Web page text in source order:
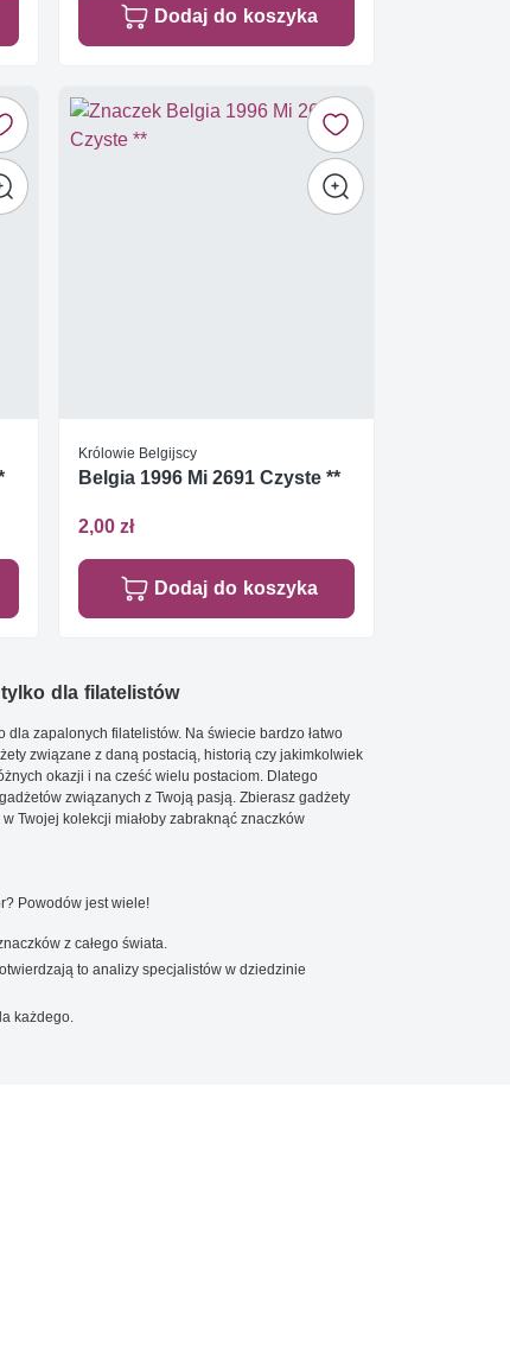
Dodaj do koszyka
Królowie Belgijscy
Belgia 1996 Mi 2691 Czyste **
2,00 zł
Dodaj do koszyka
dla filatelistów
dla zapalonych filatelistów. Na świecie bardzo łatwo
związane z daną postacią, historią czy jakimkolwiek
okazji i na cześć wielu postaciom. Dlatego
związanych z Twoją pasją. Zbierasz gadżety
Twojej kolekcji miałoby zabraknąć znaczków
Powodów jest wiele!
z całego świata.
to analizy specjalistów w dziedzinie
każdego.